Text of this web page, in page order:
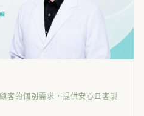
客的個別需求，提供安心且客製